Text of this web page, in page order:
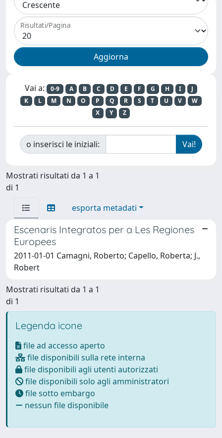
Risultati/Pagina
Vai a: 0-9 A B C D E F G H I
J
K
L M N O P Q R S T U V
W
X
Y Z
o inserisci le iniziali:
Mostrati risultati da 1 a 1
di 1
esporta metadati
Escenaris Integratos per a Les Regiones
Europees
2011-01-01 Camagni, Roberto; Capello, Roberta; J.,
Robert
Mostrati risultati da 1 a 1
di 1
Legenda icone
file ad accesso aperto
file disponibili sulla rete interna
file disponibili agli utenti autorizzati
file disponibili solo agli amministratori
file sotto embargo
nessun file disponibile